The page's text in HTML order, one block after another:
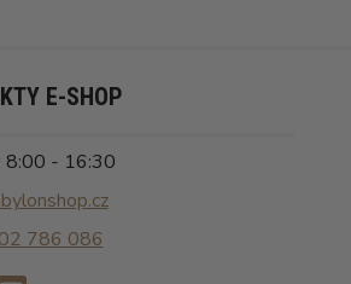
E-SHOP
8:00 - 16:30
786 086